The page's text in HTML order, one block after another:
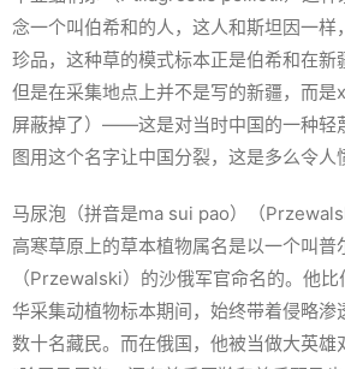
念一个叫伯希和的人，这人和斯坦因一样
珍品，这种草的模式标本正是伯希和在新
但是在采集地点上并不是写的新疆，而
屏蔽掉了）——这是对当时中国的一种轻
图用这个名字让中国分裂，这是多么令人
马尿泡（拼音是ma sui pao）（
高寒草原上的草本植物属名是以一个叫普
（Przewalski）的沙俄军官命名的。他
华采集动植物标本期间，始终带着侵略渗
数十名藏民。而在俄国，他被当做大英雄